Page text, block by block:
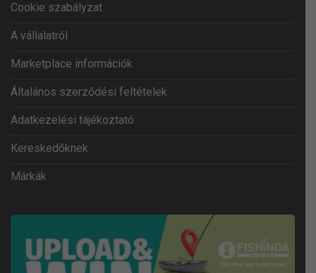
Cookie szabályzat
A vállalatról
Marketplace információk
Általános szerződési feltételek
Adatkezelési tájékoztató
Kereskedőknek
Márkák